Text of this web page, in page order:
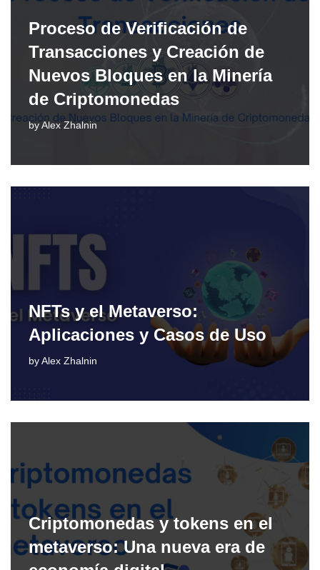
Proceso de Verificación de
Transacciones y Creación de
Nuevos Bloques en la Minería
de Criptomonedas
by Alex Zhalnin
NFTs y el Metaverso:
Aplicaciones y Casos de Uso
by Alex Zhalnin
Criptomonedas y tokens en el
metaverso: Una nueva era de